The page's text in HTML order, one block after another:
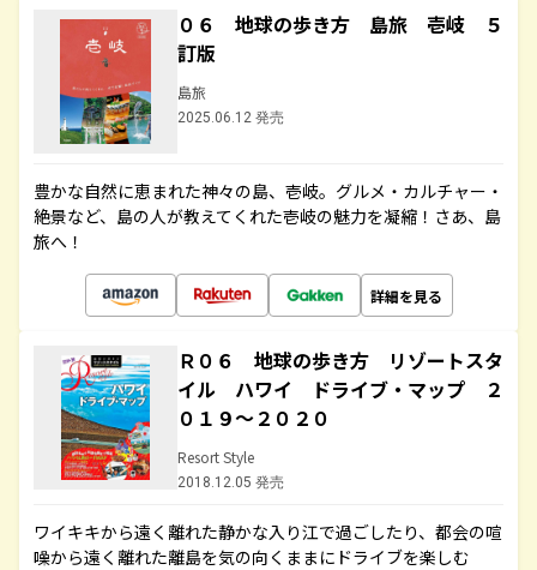
０６ 地球の歩き方 島旅 壱岐 ５
訂版
島旅
2025.06.12 発売
豊かな自然に恵まれた神々の島、壱岐。グルメ・カルチャー・
絶景など、島の人が教えてくれた壱岐の魅力を凝縮！さあ、島
旅へ！
詳細を見る
Ｒ０６ 地球の歩き方 リゾートスタ
イル ハワイ ドライブ・マップ ２
０１９～２０２０
Resort Style
2018.12.05 発売
ワイキキから遠く離れた静かな入り江で過ごしたり、都会の喧
噪から遠く離れた離島を気の向くままにドライブを楽しむ